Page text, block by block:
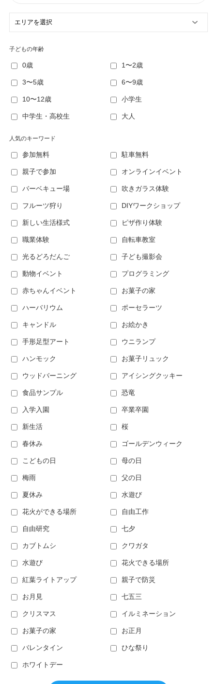
子どもの年齢
0歳 1〜2歳
3〜5歳 6〜9歳
10〜12歳 小学生
中学生・高校生 大人
人気のキーワード
参加無料 駐車無料
親子で参加 オンラインイベント
バーベキュー場 吹きガラス体験
フルーツ狩り DIYワークショップ
新しい生活様式 ピザ作り体験
職業体験 自転車教室
光るどろだんご 子ども撮影会
動物イベント プログラミング
赤ちゃんイベント お菓子の家
ハーバリウム ポーセラーツ
キャンドル お絵かき
手形足型アート ウニランプ
ハンモック お菓子リュック
ウッドバーニング アイシングクッキー
食品サンプル 恐竜
入学入園 卒業卒園
新生活 桜
春休み ゴールデンウィーク
こどもの日 母の日
梅雨 父の日
夏休み 水遊び
花火ができる場所 自由工作
自由研究 七夕
カブトムシ クワガタ
水遊び 花火できる場所
紅葉ライトアップ 親子で防災
お月見 七五三
クリスマス イルミネーション
お菓子の家 お正月
バレンタイン ひな祭り
ホワイトデー